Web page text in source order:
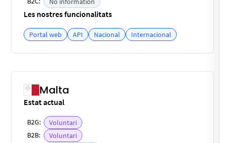
Les nostres funcionalitats
Portal web API Nacional Internacional
Malta
Estat actual
B2G:
Voluntari
B2B:
Voluntari